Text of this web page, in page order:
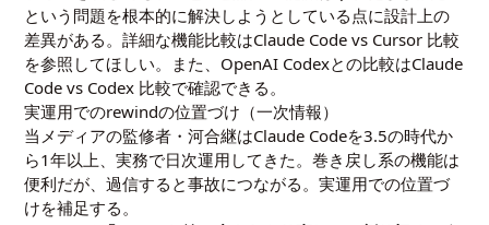
という問題を根本的に解決しようとしている点に設計上の
差異がある。詳細な機能比較はClaude Code vs Cursor 比較
を参照してほしい。また、OpenAI Codexとの比較はClaude
Code vs Codex 比較で確認できる。
実運用でのrewindの位置づけ（一次情報）
当メディアの監修者・河合継はClaude Codeを3.5の時代か
ら1年以上、実務で日次運用してきた。巻き戻し系の機能は
便利だが、過信すると事故につながる。実運用での位置づ
けを補足する。